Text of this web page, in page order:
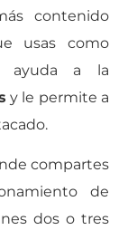
contenido
usas como
ayuda a la
y le permite a
compartes
de
dos o tres